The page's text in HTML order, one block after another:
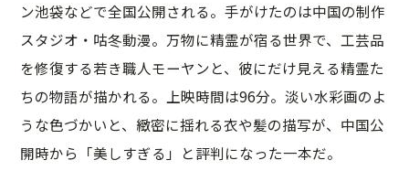
ン池袋などで全国公開される。手がけたのは中国の制作
スタジオ・咕冬動漫。万物に精霊が宿る世界で、工芸品
を修復する若き職人モーヤンと、彼にだけ見える精霊た
ちの物語が描かれる。上映時間は96分。淡い水彩画のよ
うな色づかいと、緻密に揺れる衣や髪の描写が、中国公
開時から「美しすぎる」と評判になった一本だ。